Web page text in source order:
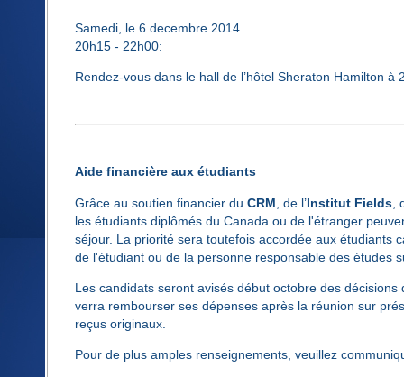
Samedi, le 6 decembre 2014
20h15 -­­ 22h00:
Rendez-vous dans le hall de l’hôtel Sheraton Hamilton à
Aide financière aux étudiants
Grâce au soutien financier du CRM , de l’Institut Fields,
les étudiants diplômés du Canada ou de l'étranger
séjour. La priorité sera toutefois accordée aux étudiants
de l'étudiant ou de la personne responsable des études
Les candidats seront avisés début octobre des
verra rembourser ses dépenses après la réunion sur
reçus originaux.
Pour de plus amples renseignements, veuillez